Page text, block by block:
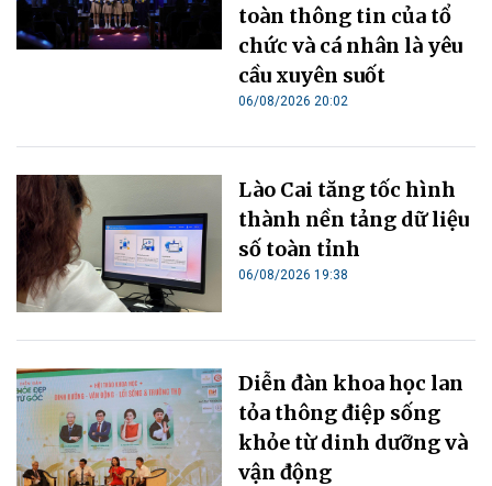
toàn thông tin của tổ
chức và cá nhân là yêu
cầu xuyên suốt
06/08/2026 20:02
Lào Cai tăng tốc hình
thành nền tảng dữ liệu
số toàn tỉnh
06/08/2026 19:38
Diễn đàn khoa học lan
tỏa thông điệp sống
khỏe từ dinh dưỡng và
vận động